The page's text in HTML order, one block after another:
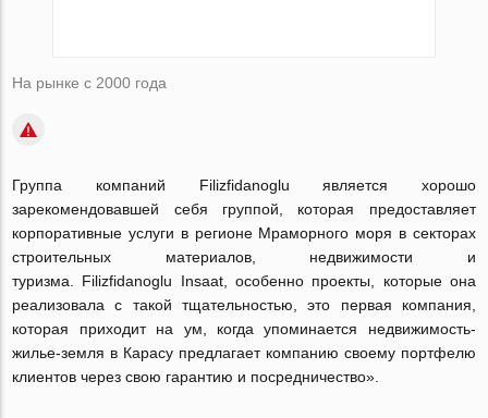
На рынке с 2000 года
Группа компаний Filizfidanoglu является хорошо
зарекомендовавшей себя группой, которая предоставляет
корпоративные услуги в регионе Мраморного моря в секторах
строительных материалов, недвижимости и
туризма. Filizfidanoglu Insaat, особенно проекты, которые она
реализовала с такой тщательностью, это первая компания,
которая приходит на ум, когда упоминается недвижимость-
жилье-земля в Карасу предлагает компанию своему портфелю
клиентов через свою гарантию и посредничество».